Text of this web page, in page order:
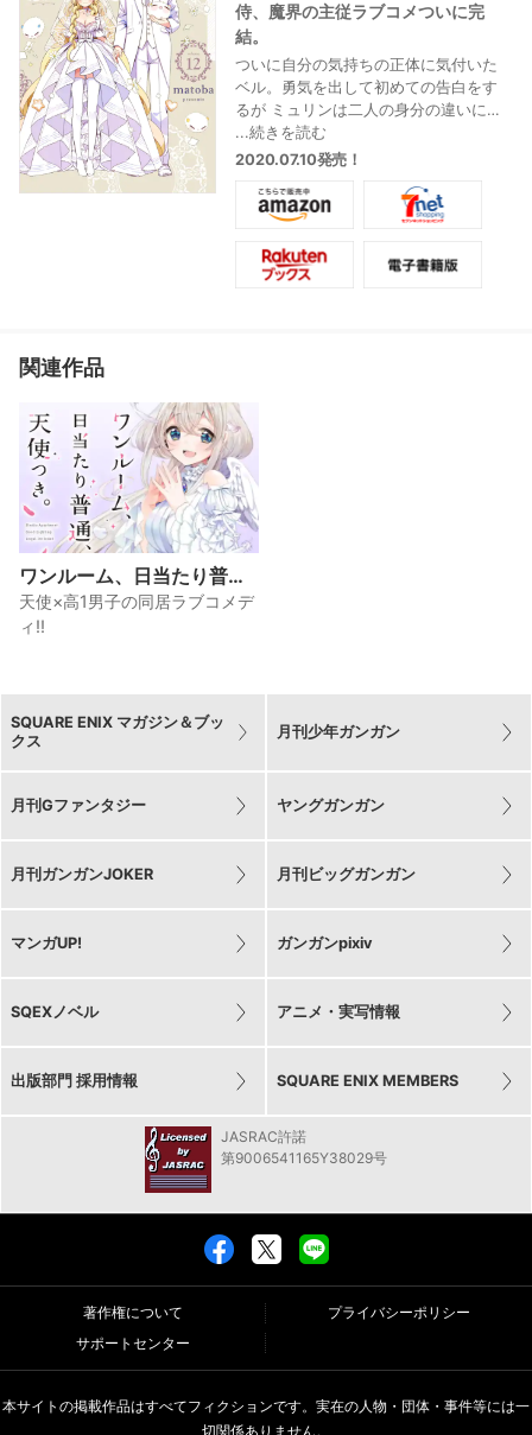
侍、魔界の主従ラブコメついに完
結。
ついに自分の気持ちの正体に気付いた
ベル。勇気を出して初めての告白をす
るが ミュリンは二人の身分の違いに戸
惑って…。すれ違う、二人の恋の行方
は!?
大人気! ゆるふわ魔界の日常コメディ最
終巻
...続きを読む
2020.07.10発売！
関連作品
ワンルーム、日当たり普
通、天使つき。
天使×高1男子の同居ラブコメデ
ィ!!
SQUARE ENIX マガジン＆ブッ
クス
月刊少年ガンガン
月刊Gファンタジー ヤングガンガン
月刊ガンガンJOKER 月刊ビッグガンガン
マンガUP! ガンガンpixiv
SQEXノベル アニメ・実写情報
出版部門 採用情報 SQUARE ENIX MEMBERS
JASRAC許諾
第9006541165Y38029号
著作権について
プライバシーポリシー
サポートセンター
本サイトの掲載作品はすべてフィクションです。実在の人物・団体・事件等には一